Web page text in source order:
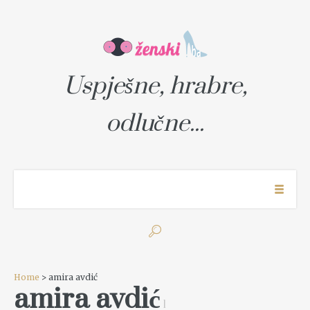
Uspješne, hrabre,
odlučne...
Home > amira avdić
amira avdić 1